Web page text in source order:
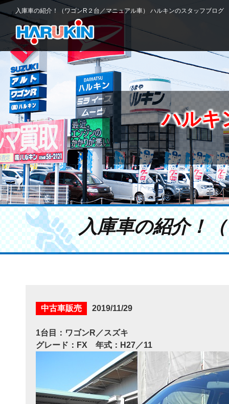
入庫車の紹介！（ワゴンR２台／マニュアル車） ハルキンのスタッフブログ
ハルキ
入庫車の紹介！
中古車販売 2019/11/29
1台目：ワゴンR／スズキ
グレード：FX 年式：H27／11